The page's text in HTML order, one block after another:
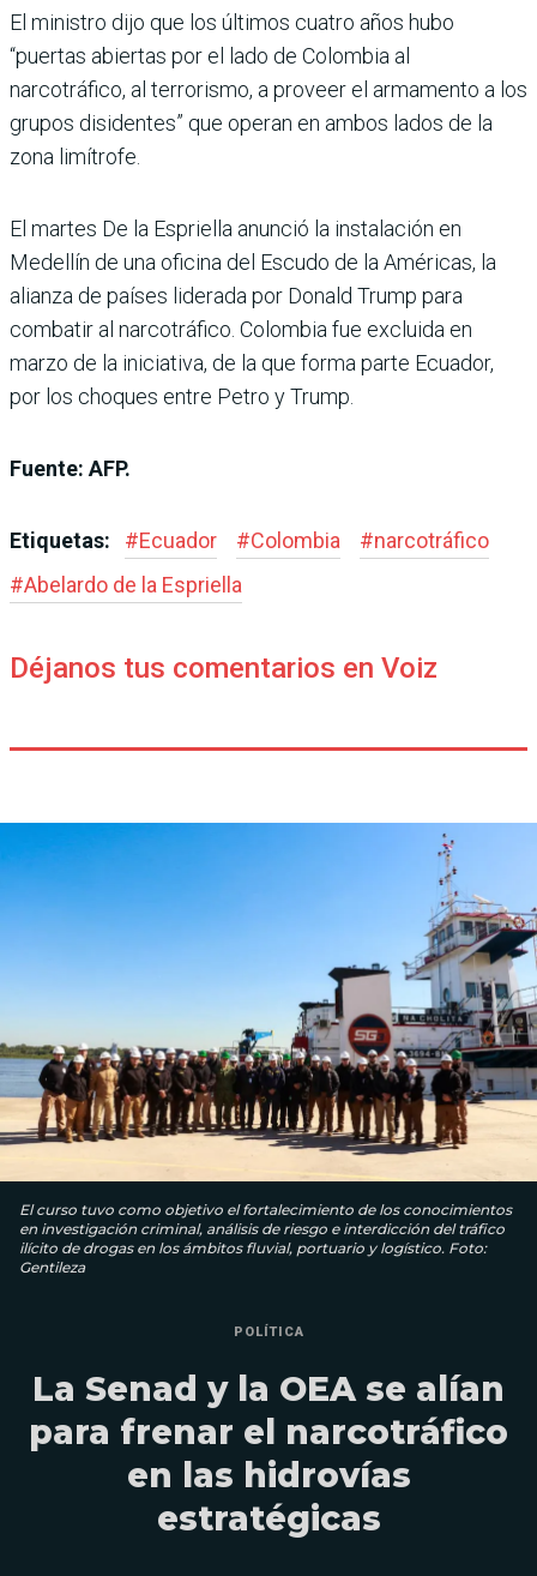
El ministro dijo que los últimos cuatro años hubo
“puertas abiertas por el lado de Colombia al
narcotráfico, al terrorismo, a proveer el armamento a los
grupos disidentes” que operan en ambos lados de la
zona limítrofe.
El martes De la Espriella anunció la instalación en
Medellín de una oficina del Escudo de la Américas, la
alianza de países liderada por Donald Trump para
combatir al narcotráfico. Colombia fue excluida en
marzo de la iniciativa, de la que forma parte Ecuador,
por los choques entre Petro y Trump.
Fuente: AFP.
Etiquetas: #Ecuador #Colombia #narcotráfico
#Abelardo de la Espriella
Déjanos tus comentarios en Voiz
El curso tuvo como objetivo el fortalecimiento de los conocimientos
en investigación criminal, análisis de riesgo e interdicción del tráfico
ilícito de drogas en los ámbitos fluvial, portuario y logístico. Foto:
Gentileza
POLÍTICA
La Senad y la OEA se alían
para frenar el narcotráfico
en las hidrovías
estratégicas